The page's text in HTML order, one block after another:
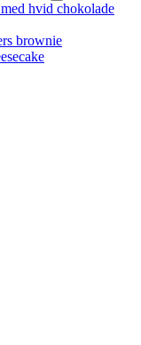
hvid chokolade
brownie